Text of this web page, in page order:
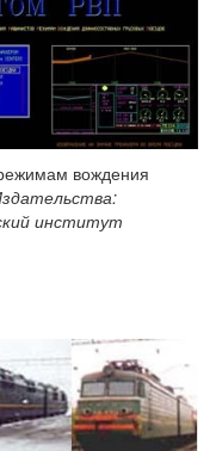
вождения
институт